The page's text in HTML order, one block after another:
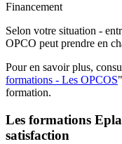
Financement
Selon votre situation -
OPCO peut prendre en
Pour en savoir plus,
formations - Les OPCOS
formation.
Les formations
satisfaction